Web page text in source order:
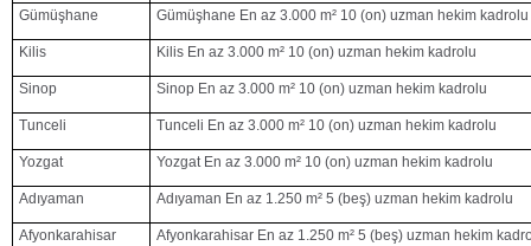
Gümüşhane Gümüşhane En az 3.000 m² 10 (on) uzman hekim kadrolu
Kilis Kilis En az 3.000 m² 10 (on) uzman hekim kadrolu
Sinop Sinop En az 3.000 m² 10 (on) uzman hekim kadrolu
Tunceli Tunceli En az 3.000 m² 10 (on) uzman hekim kadrolu
Yozgat Yozgat En az 3.000 m² 10 (on) uzman hekim kadrolu
Adıyaman Adıyaman En az 1.250 m² 5 (beş) uzman hekim kadrolu
Afyonkarahisar Afyonkarahisar En az 1.250 m² 5 (beş) uzman hekim